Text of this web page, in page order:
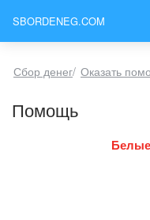
SBORDENEG.COM
Сбор денег/ Оказать
Помощь